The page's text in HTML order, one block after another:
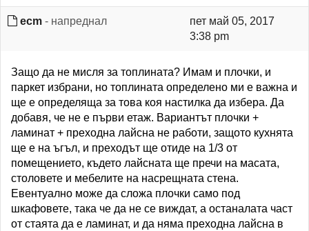
ecm - напреднал
пет май 05, 2017
3:38 pm
Защо да не мисля за топлината? Имам и плочки, и
паркет избрани, но топлината определено ми е важна и
ще е определяща за това коя настилка да избера. Да
добавя, че не е първи етаж. Вариантът плочки +
ламинат + преходна лайсна не работи, защото кухнята
ще е на ъгъл, и преходът ще отиде на 1/3 от
помещението, където лайсната ще пречи на масата,
столовете и мебелите на насрещната стена.
Евентуално може да сложа плочки само под
шкафовете, така че да не се виждат, а останалата част
от стаята да е ламинат, и да няма преходна лайсна в